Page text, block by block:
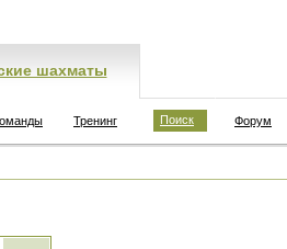
шахматы
Тренинг Поиск Форум